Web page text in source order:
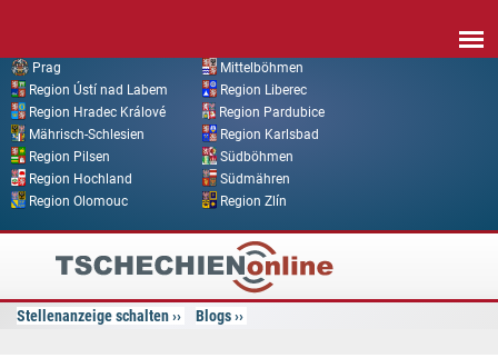
Prag
Mittelböhmen
Region Ústí nad Labem
Region Liberec
Region Hradec Králové
Region Pardubice
Mährisch-Schlesien
Region Karlsbad
Region Pilsen
Südböhmen
Region Hochland
Südmähren
Region Olomouc
Region Zlín
Tschechien
Online
Stellenanzeige schalten Blogs